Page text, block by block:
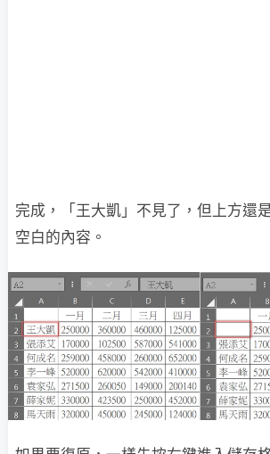
完成，「王大凱」不見了，但上方還
空白的內容。